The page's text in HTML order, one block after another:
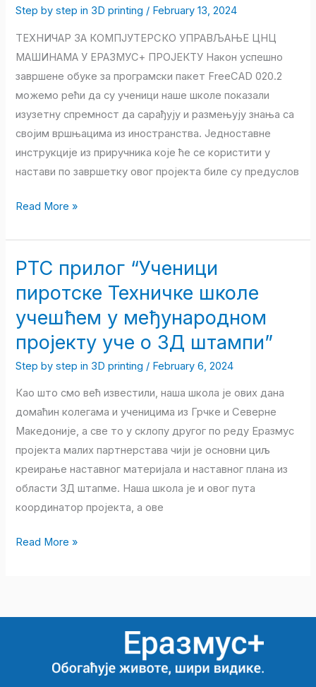
Step by step in 3D printing / February 13, 2024
ТЕХНИЧАР ЗА КОМПЈУТЕРСКО УПРАВЉАЊЕ ЦНЦ
МАШИНАМА У ЕРАЗМУС+ ПРОЈЕКТУ Након успешно
завршене обуке за програмски пакет FreeCAD 020.2
можемо рећи да су ученици наше школе показали
изузетну спремност да сарађују и размењују знања са
својим вршњацима из иностранства. Једноставне
инструкције из приручника које ће се користити у
настави по завршетку овог пројекта биле су предуслов
Read More »
РТС прилог “Ученици
пиротске Техничке школе
учешћем у међународном
пројекту уче о 3Д штампи”
Step by step in 3D printing / February 6, 2024
Као што смо већ известили, наша школа је ових дана
домаћин колегама и ученицима из Грчке и Северне
Македоније, а све то у склопу другог по реду Еразмус
пројекта малих партнерстава чији је основни циљ
креирање наставног материјала и наставног плана из
области 3Д штапме. Наша школа је и овог пута
координатор пројекта, а ове
РТС
“Ученици
пиротске
Техничке
школе
у
међународном
пројекту
уче
о
3Д
штампи”
Read More »